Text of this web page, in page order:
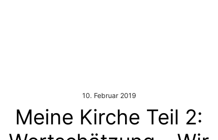
10. Februar 2019
Meine Kirche Teil 2: